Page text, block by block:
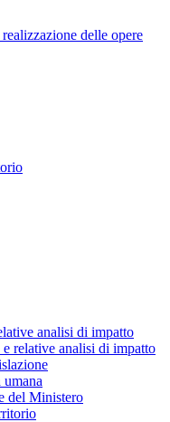
delle opere
analisi di impatto
relative analisi di impatto
umana
del Ministero